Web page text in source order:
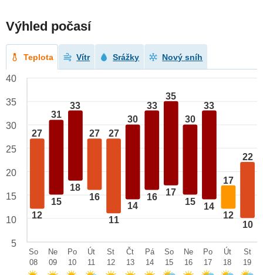
Výhled počasí
Teplota Vítr Srážky Nový sníh
27
12
31
15
33
18
27
16
27
11
30
14
33
16
35
17
30
15
33
14
17
12
22
10
40
35
30
25
20
15
10
5
So
08
Ne
09
Po
10
Út
11
St
12
Čt
13
Pá
14
So
15
Ne
16
Po
17
Út
18
St
19